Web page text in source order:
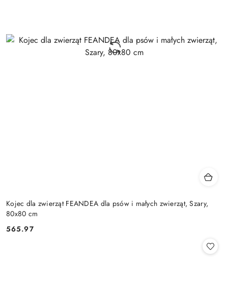
Kojec dla zwierząt FEANDEA dla psów i małych zwierząt, Szary,
80x80 cm
Cena:
565.97